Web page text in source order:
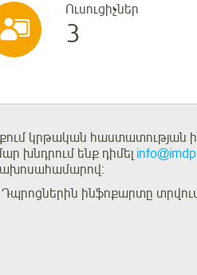
Ուսուցիչներ
3
կրթական հաստատության
խնդրում ենք դիմել
Դպրոցներին ինֆոքարտը